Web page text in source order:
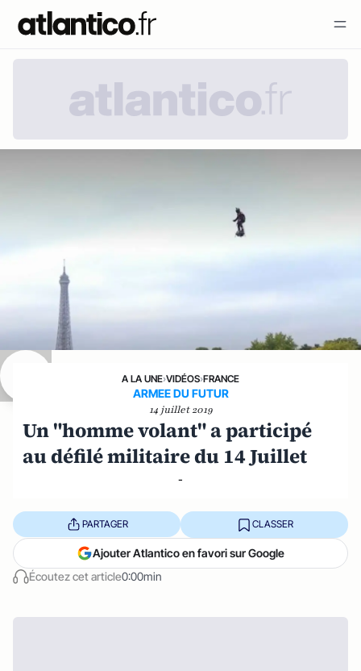
A LA UNE›VIDÉOS›FRANCE
ARMEE DU FUTUR
14 juillet 2019
Un "homme volant" a participé
au défilé militaire du 14 Juillet
-
Écoutez cet article0:00min
PARTAGER CLASSER
Ajouter Atlantico en favori sur Google